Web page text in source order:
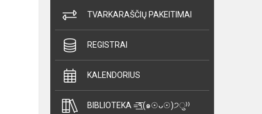
TVARKARAŠČIŲ PAKEITIMAI
REGISTRAI
KALENDORIUS
BIBLIOTEKA =͟͟͞͞٩(๑☉ᴗ☉)੭ु⁾⁾